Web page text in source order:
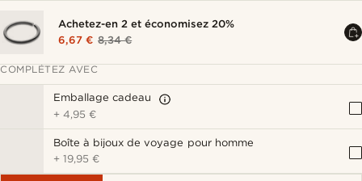
Achetez-en 2 et économisez 20%
6,67 € 8,34 €
COMPLÉTEZ AVEC
Emballage cadeau
+4,95 €
Boîte à bijoux de voyage pour homme
+19,95 €